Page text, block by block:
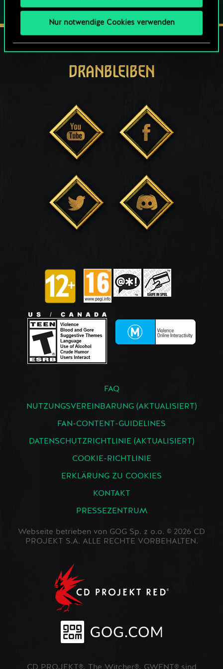
Nur notwendige Cookies verwenden
DRANBLEIBEN
FAQ
NUTZUNGSVEREINBARUNG (AKTUALISIERT)
FAN-CONTENT-GUIDELINES
DATENSCHUTZRICHTLINIE (AKTUALISIERT)
COOKIE-RICHTLINIE
ERKLÄRUNG ZU COOKIES
KONTAKT
PRESSEZENTRUM
Webseite betrieben von GOG Sp. z o.o. © 2026 CD
PROJEKT S.A. ALLE RECHTE VORBEHALTEN.